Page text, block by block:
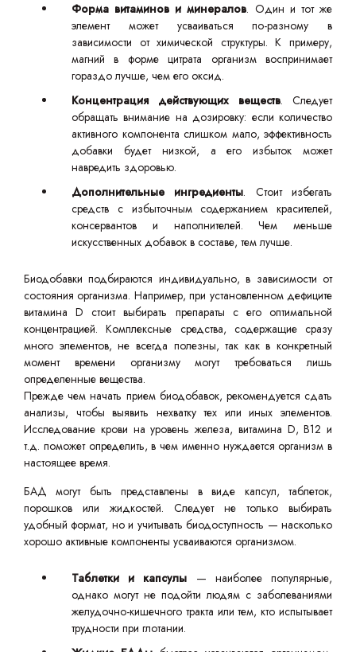
Форма витаминов и минералов. Один и тот же
элемент может усваиваться по-разному в
зависимости от химической структуры. К примеру,
магний в форме цитрата организм воспринимает
гораздо лучше, чем его оксид.
Концентрация действующих веществ. Следует
обращать внимание на дозировку: если количество
активного компонента слишком мало, эффективность
добавки будет низкой, а его избыток может
навредить здоровью.
Дополнительные ингредиенты. Стоит избегать
средств с избыточным содержанием красителей,
консервантов и наполнителей. Чем меньше
искусственных добавок в составе, тем лучше.
Биодобавки подбираются индивидуально, в зависимости от
состояния организма. Например, при установленном дефиците
витамина D стоит выбирать препараты с его оптимальной
концентрацией. Комплексные средства, содержащие сразу
много элементов, не всегда полезны, так как в конкретный
момент времени организму могут требоваться лишь
определенные вещества.
Прежде чем начать прием биодобавок, рекомендуется сдать
анализы, чтобы выявить нехватку тех или иных элементов.
Исследование крови на уровень железа, витамина D, B12 и
т.д. поможет определить, в чем именно нуждается организм в
настоящее время.
БАД могут быть представлены в виде капсул, таблеток,
порошков или жидкостей. Следует не только выбирать
удобный формат, но и учитывать биодоступность — насколько
хорошо активные компоненты усваиваются организмом.
Таблетки и капсулы — наиболее популярные,
однако могут не подойти людям с заболеваниями
желудочно-кишечного тракта или тем, кто испытывает
трудности при глотании.